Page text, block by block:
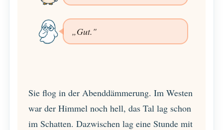
„Gut."
Sie flog in der Abenddämmerung. Im Westen
war der Himmel noch hell, das Tal lag schon
im Schatten. Dazwischen lag eine Stunde mit